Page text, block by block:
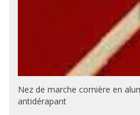
Nez de marche cornière en
antidérapant